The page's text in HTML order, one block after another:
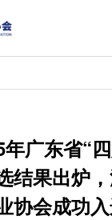
年广东省“
结果出炉
协会成功